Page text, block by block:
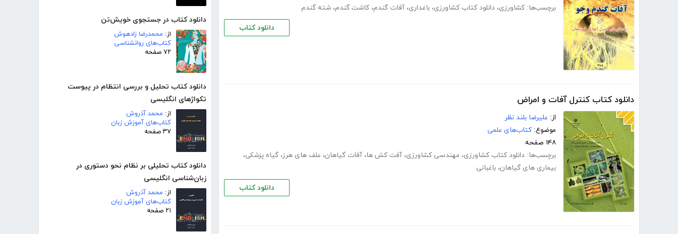
دانلود کتاب در جستجوی خویش‌تن
از: محمدرضا زادهوش
کتاب‌های روانشناسی
۷۲ صفحه
دانلود کتاب تحلیل و بررسی انتظام در پیوست
تکواژهای انگلیسی
از: محمد آذروش
کتاب‌های آموزش زبان
۳۷ صفحه
دانلود کتاب تحلیلی بر نظام نحو دستوری در
زبان‌شناسی انگلیسی
از: محمد آذروش
کتاب‌های آموزش زبان
۲۱ صفحه
برچسب‌ها: کشاورزی، دانلود کتاب کشاورزی، باغداری، آفات گندم، کاشت گندم، شته گندم
دانلود کتاب
دانلود کتاب کنترل آفات و امراض
از: علیرضا بلند نظر
موضوع: کتاب‌های علمی
۱۴۸ صفحه
برچسب‌ها: دانلود کتاب کشاورزی، مهندسی کشاورزی، آفت کش ها، آفات گیاهان، علف های هرز، گیاه پزشکی،
بیماری های گیاهان، باغبانی
دانلود کتاب